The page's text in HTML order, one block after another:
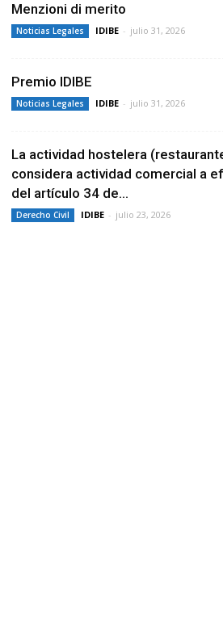
Menzioni di merito
Noticias Legales IDIBE - julio 31, 2026
Premio IDIBE
Noticias Legales IDIBE - julio 31, 2026
La actividad hostelera
considera actividad comercial a
del artículo 34 de...
Derecho Civil IDIBE - julio 23, 2026